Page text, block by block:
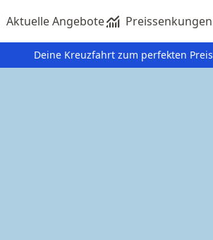
Aktuelle Angebote Preissenkungen
Deine Kreuzfahrt zum perfekten Preis